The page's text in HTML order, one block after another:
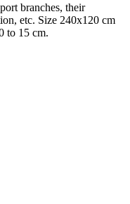
branches, their
etc. Size 240x120 cm
to 15 cm.